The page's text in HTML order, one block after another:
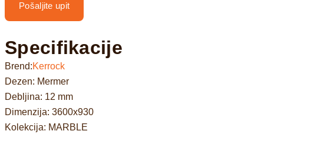
Pošaljite upit
Specifikacije
Brend:Kerrock
Dezen: Mermer
Debljina: 12 mm
Dimenzija: 3600x930
Kolekcija: MARBLE